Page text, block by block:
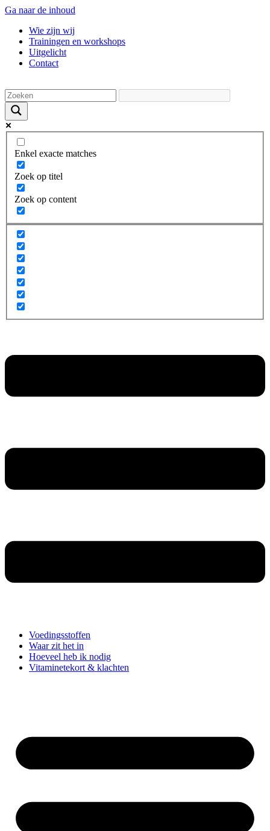
Ga naar de inhoud
Wie zijn wij
Trainingen en workshops
Uitgelicht
Contact
Enkel exacte matches
Zoek op titel
Zoek op content
Voedingsstoffen
Waar zit het in
Hoeveel heb ik nodig
Vitaminetekort & klachten